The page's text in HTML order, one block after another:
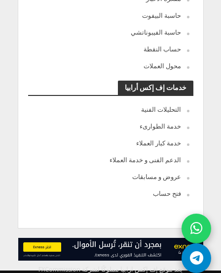
حاسبة البيفوت
حاسبة الفيبوناتشي
حساب النقطة
محول العملات
خدمات إف إكس أرابيا
التحليلات الفنية
خدمة الطوارىء
خدمة كبار العملاء
الدعم الفنى و خدمة العملاء
عروض و مسابقات
فتح حساب
يعد موقع إف إكس ارابيا مملوكًا لشركة FXCommission